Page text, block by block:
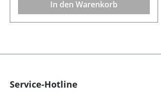
Grenzen gesetzt! Beschreibung:
Material: Porzellan Größe: Höhe 9
Alice
In den Warenkorb
Service-Hotline